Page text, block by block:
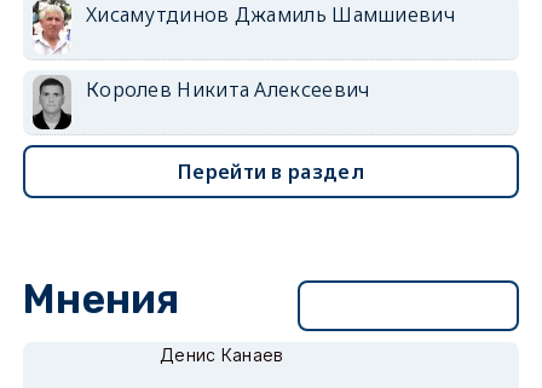
Хисамутдинов Джамиль Шамшиевич
Королев Никита Алексеевич
Перейти в раздел
Мнения
Денис Канаев